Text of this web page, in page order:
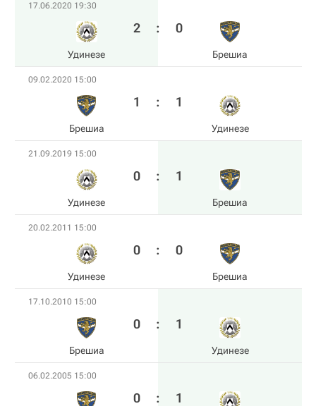
17.06.2020 19:30
Удинезе
2 : 0
Брешиа
09.02.2020 15:00
Брешиа
1 : 1
Удинезе
21.09.2019 15:00
Удинезе
0 : 1
Брешиа
20.02.2011 15:00
Удинезе
0 : 0
Брешиа
17.10.2010 15:00
Брешиа
0 : 1
Удинезе
06.02.2005 15:00
0 : 1